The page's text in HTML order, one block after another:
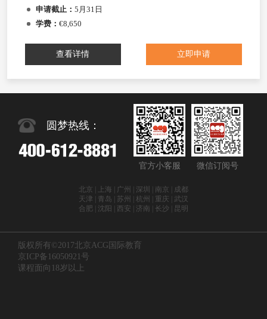
申请截止： 5月31日
学费： €8,650
查看详情 立即申请
圆梦热线：
官方小客服 微信订阅号
北京 | 上海 | 广州 | 深圳 | 南京 | 成都
天津 | 青岛 | 苏州 | 杭州 | 重庆 | 武汉
合肥 | 沈阳 | 西安 | 济南 | 长沙 | 昆明
版权所有©2017北京ACG国际教育
京ICP备16050921号
课程面向18岁以上